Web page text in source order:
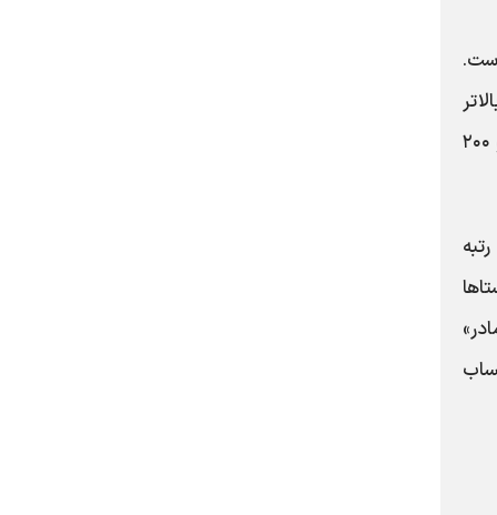
استان (بالاتر
از میانگین کشوری و دقیقاً در سطح جانشینی)، از تعیین تکلیف ۸۰۰ قطعه زمین در مرکز استان و آماده‌سازی هزار و ۲۰۰
در روستاها
ریال به حساب